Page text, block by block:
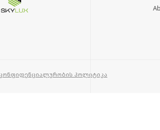
კონფიდენციალურობის პოლიტიკა